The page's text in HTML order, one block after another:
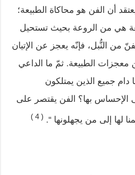
أن الفن هو محاكاة الطبيعة؛
هي من الروعة بحيث تستحيل
من النُّبل، فإنّه يعجز عن الإتيان
معجزات الطبيعة. ثمّ ما الداعي
دام جميع الذين يمتلكون
الإحساس بها؟ الفن يقتصر على
لها إلى من يجهلونها “. ( 4 )